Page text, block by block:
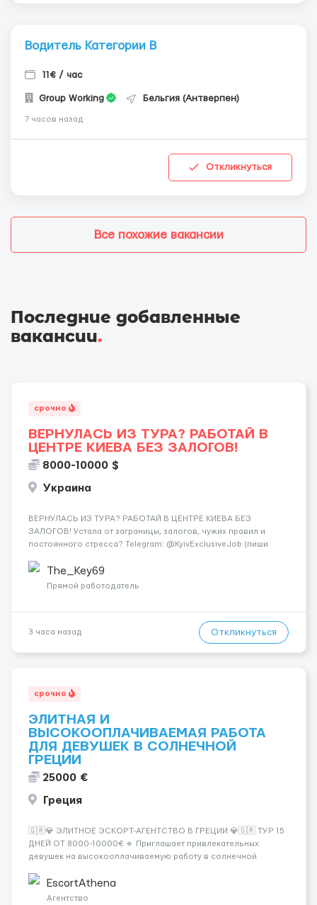
Водитель Категории В
11€ / час
Group Working Бельгия (Антверпен)
7 часов назад
Откликнуться
Все похожие вакансии
Последние добавленные
вакансии.
срочно
ВЕРНУЛАСЬ ИЗ ТУРА? РАБОТАЙ В
ЦЕНТРЕ КИЕВА БЕЗ ЗАЛОГОВ!
8000-10000 $
Украина
ВЕРНУЛАСЬ ИЗ ТУРА? РАБОТАЙ В ЦЕНТРЕ КИЕВА БЕЗ
ЗАЛОГОВ! Устала от заграницы, залогов, чужих правил и
постоянного стресса? Telegram: @KyivExclusiveJob (пиши
самом центре Киева Можно работать в эскорте или в
эротическом массаже (н...
The_Key69
Прямой работодатель
3 часа назад Откликнуться
срочно
ЭЛИТНАЯ И
ВЫСОКООПЛАЧИВАЕМАЯ РАБОТА
ДЛЯ ДЕВУШЕК В СОЛНЕЧНОЙ
ГРЕЦИИ
25000 €
Греция
🇬🇷💎 ЭЛИТНОЕ ЭСКОРТ-АГЕНТСТВО В ГРЕЦИИ 💎🇬🇷 ТУР 15
ДНЕЙ ОТ 8000-10000€ 🔹 Приглашает привлекательных
девушек на высокооплачиваемую работу в солнечной
хорошие деньги 💶 — это предложение для тебя! 🔹
Требования: ✔️ Возраст от ...
EscortAthena
Агентство